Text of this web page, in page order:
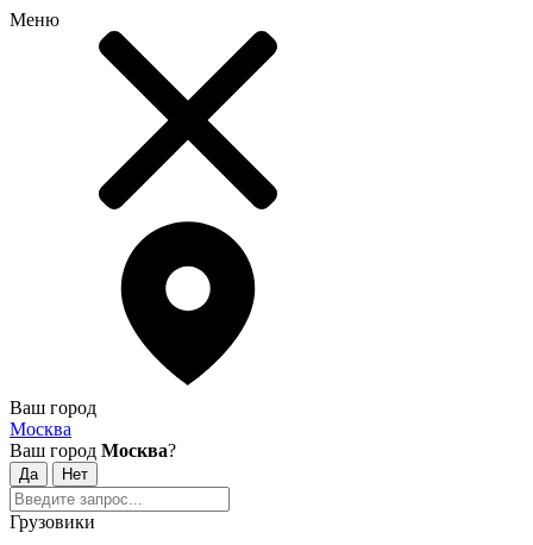
Меню
Ваш город
Москва
Ваш город Москва?
Грузовики